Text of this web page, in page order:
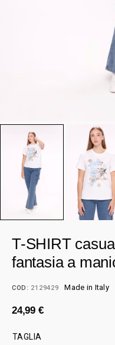
T-SHIRT
fantasia a
COD: 2129429 Made in Italy
24,99 €
TAGLIA